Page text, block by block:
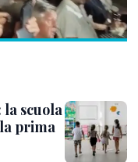
scuola
prima